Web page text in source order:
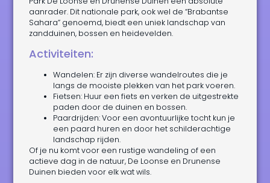
aanrader. Dit nationale park, ook wel de “Brabantse
Sahara” genoemd, biedt een uniek landschap van
zandduinen, bossen en heidevelden.
Activiteiten:
Wandelen: Er zijn diverse wandelroutes die je
langs de mooiste plekken van het park voeren.
Fietsen: Huur een fiets en verken de uitgestrekte
paden door de duinen en bossen.
Paardrijden: Voor een avontuurlijke tocht kun je
een paard huren en door het schilderachtige
landschap rijden.
Of je nu komt voor een rustige wandeling of een
actieve dag in de natuur, De Loonse en Drunense
Duinen bieden voor elk wat wils.